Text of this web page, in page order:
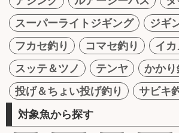
スーパーライトジギング
ジギ
フカセ釣り
コマセ釣り
イ
スッテ＆ツノ
テンヤ
かかり
投げ＆ちょい投げ釣り
サビキ
対象魚から探す